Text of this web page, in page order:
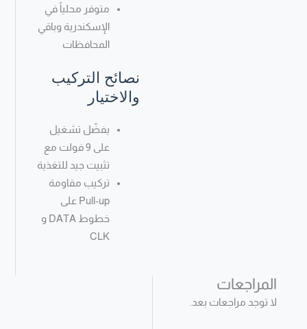
متوفر محلياً في
الإسكندرية وباقي
المحافظات
نصائح التركيب
والاختيار
يفضّل تشغيل
على 9 فولت مع
تثبيت جيد للتغذية
تركيب مقاومة
Pull-up على
خطوط DATA و
CLK
المراجعات
لا توجد مراجعات بعد.